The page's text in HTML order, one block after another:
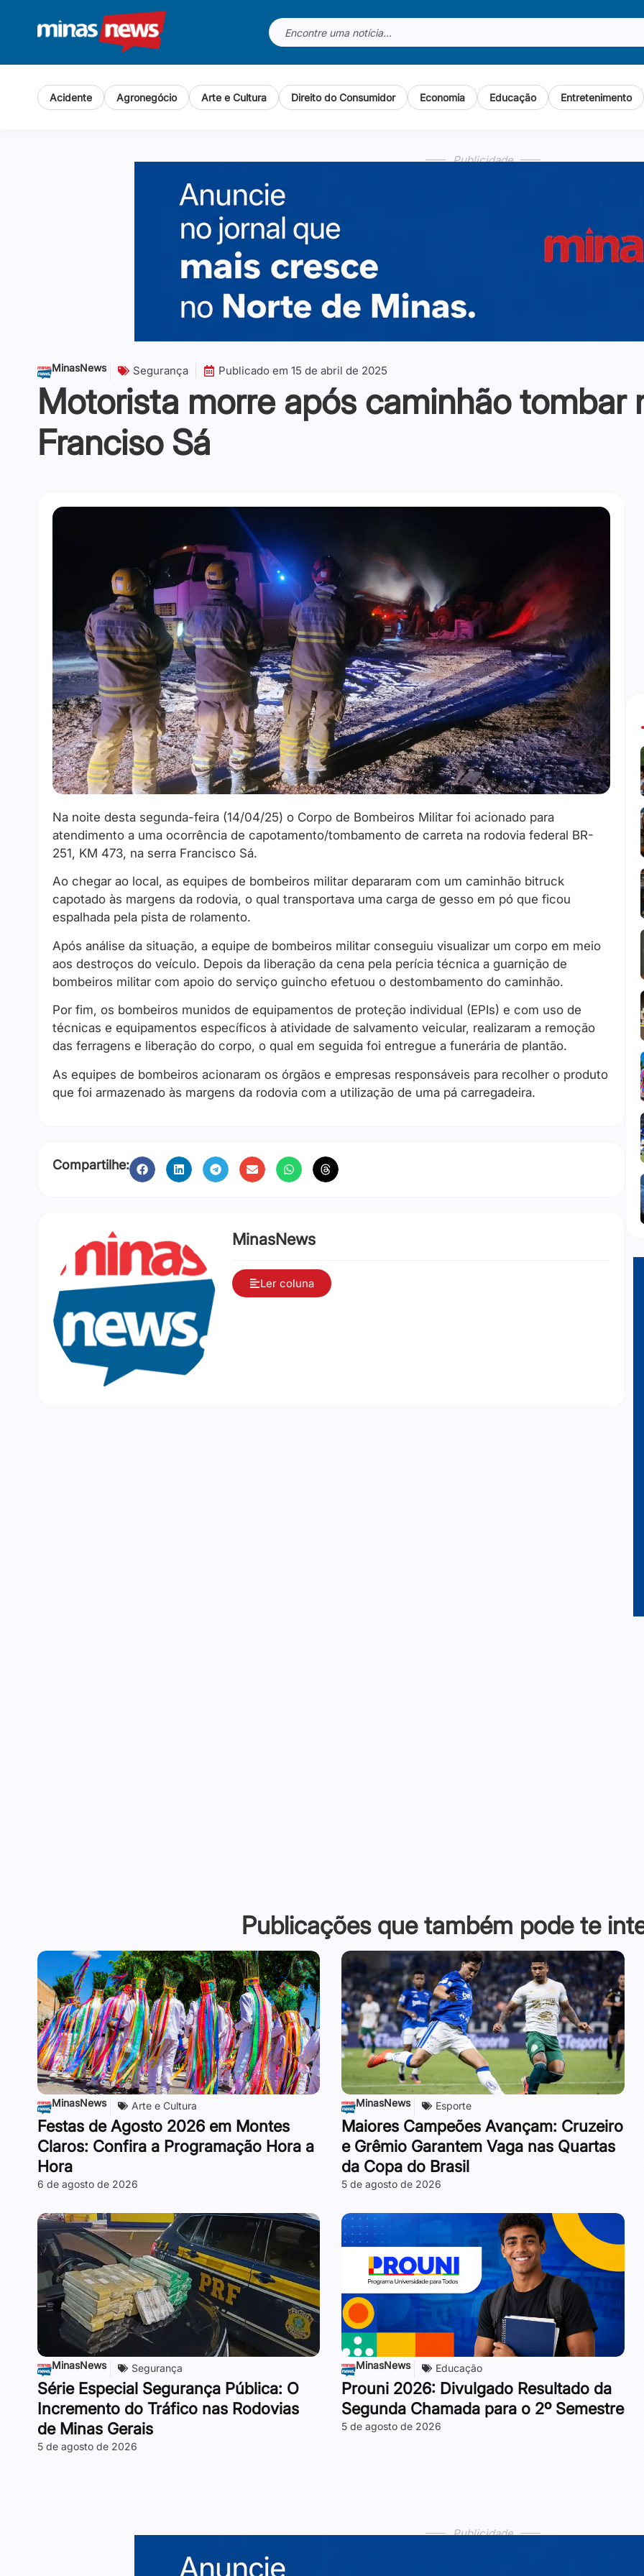
Acidente Agronegócio Arte e Cultura Direito do Consumidor Economia Educação Entretenimento
Publicidade
Publicidade
Publicidade
Publicidade
MinasNews Segurança Publicado em 15 de abril de 2025
Motorista morre após caminhão tombar
Franciso Sá
Na noite desta segunda-feira (14/04/25) o Corpo de Bombeiros Militar foi acionado para
atendimento a uma ocorrência de capotamento/tombamento de carreta na rodovia federal BR-
251, KM 473, na serra Francisco Sá.
Ao chegar ao local, as equipes de bombeiros militar depararam com um caminhão bitruck
capotado às margens da rodovia, o qual transportava uma carga de gesso em pó que ficou
espalhada pela pista de rolamento.
Após análise da situação, a equipe de bombeiros militar conseguiu visualizar um corpo em meio
aos destroços do veículo. Depois da liberação da cena pela perícia técnica a guarnição de
bombeiros militar com apoio do serviço guincho efetuou o destombamento do caminhão.
Por fim, os bombeiros munidos de equipamentos de proteção individual (EPIs) e com uso de
técnicas e equipamentos específicos à atividade de salvamento veicular, realizaram a remoção
das ferragens e liberação do corpo, o qual em seguida foi entregue a funerária de plantão.
As equipes de bombeiros acionaram os órgãos e empresas responsáveis para recolher o produto
que foi armazenado às margens da rodovia com a utilização de uma pá carregadeira.
Compartilhe:
MinasNews
Ler coluna
Publicações que também pode te
MinasNews Arte e Cultura
Festas de Agosto 2026 em Montes
Claros: Confira a Programação Hora a
Hora
6 de agosto de 2026
MinasNews Esporte
Maiores Campeões Avançam: Cruzeiro
e Grêmio Garantem Vaga nas Quartas
da Copa do Brasil
5 de agosto de 2026
MinasNews Segurança
Série Especial Segurança Pública: O
Incremento do Tráfico nas Rodovias
de Minas Gerais
5 de agosto de 2026
MinasNews Educação
Prouni 2026: Divulgado Resultado da
Segunda Chamada para o 2º Semestre
5 de agosto de 2026
Publicidade
Publicidade
Publicidade
Publicidade